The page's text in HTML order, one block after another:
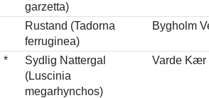
garzetta)
Rustand (Tadorna
ferruginea)
Bygholm
*
Sydlig Nattergal
(Luscinia
megarhynchos)
Varde Kær